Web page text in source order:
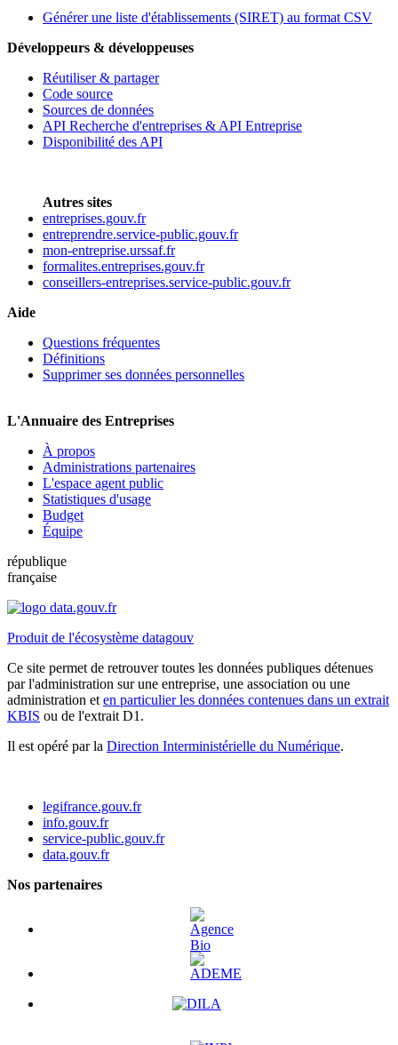
Générer une liste d'établissements (SIRET) au format CSV
Développeurs & développeuses
Réutiliser & partager
Code source
Sources de données
API Recherche d'entreprises & API Entreprise
Disponibilité des API
Autres sites
entreprises.gouv.fr
entreprendre.service-public.gouv.fr
mon-entreprise.urssaf.fr
formalites.entreprises.gouv.fr
conseillers-entreprises.service-public.gouv.fr
Aide
Questions fréquentes
Définitions
Supprimer ses données personnelles
L'Annuaire des Entreprises
À propos
Administrations partenaires
L'espace agent public
Statistiques d'usage
Budget
Équipe
république
française
Produit de l'écosystème datagouv
Ce site permet de retrouver toutes les données publiques détenues
par l'administration sur une entreprise, une association ou une
administration et en particulier les données contenues dans un extrait
KBIS ou de l'extrait D1.
Il est opéré par la Direction Interministérielle du Numérique.
legifrance.gouv.fr
info.gouv.fr
service-public.gouv.fr
data.gouv.fr
Nos partenaires